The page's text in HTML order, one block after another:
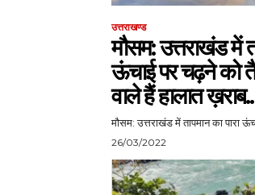
उत्तराखण्ड
मौसम: उत्तराखंड में
ऊंचाई पर चढ़ने को
वाले हैं हालात ख़राब..
मौसम: उत्तराखंड में तापमान का पारा
26/03/2022